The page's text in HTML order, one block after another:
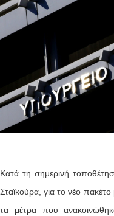
Κατά τη σημερινή
Σταϊκούρα, για το νέο πακέτο
τα μέτρα που